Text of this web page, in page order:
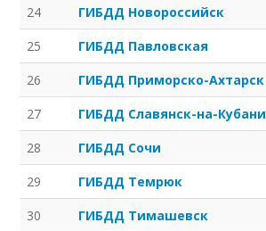
24
ГИБДД Новороссийск
25
ГИБДД Павловская
26
ГИБДД Приморско-Ахтарск
27
ГИБДД Славянск-на-Кубани
28
ГИБДД Сочи
29
ГИБДД Темрюк
30
ГИБДД Тимашевск